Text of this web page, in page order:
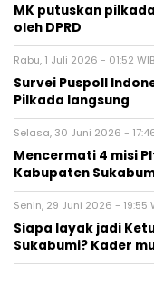
MK putuskan
oleh DPRD
Rabu, 1 Juli 2026 - 01:52 WIB
Survei Puspoll
Pilkada langsung
Selasa, 30 Juni 2026 -
Mencermati 4 misi
Kabupaten
Senin, 29 Juni 2026 - 19:55
Siapa layak jadi
Sukabumi? Kader